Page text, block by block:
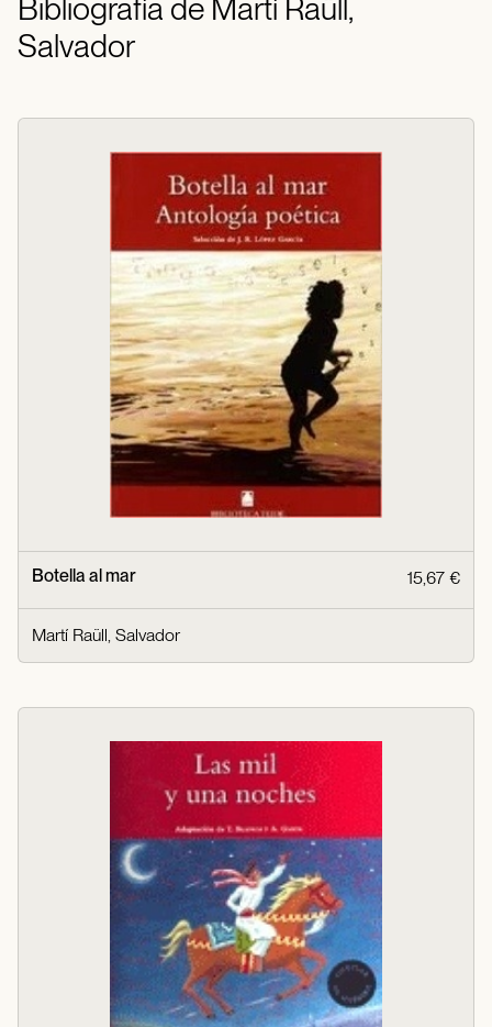
Bibliografía de Martí Raüll,
Salvador
Botella al mar 15,67 €
Martí Raüll, Salvador